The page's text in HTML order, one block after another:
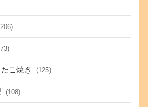
こ焼き (125)
(108)